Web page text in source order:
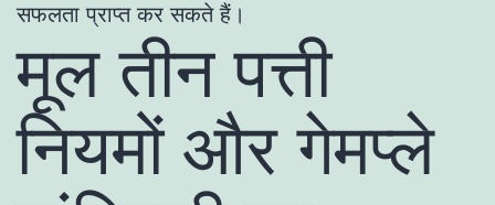
सफलता प्राप्त कर सकते हैं।
मूल तीन पत्ती
नियमों और गेमप्ले